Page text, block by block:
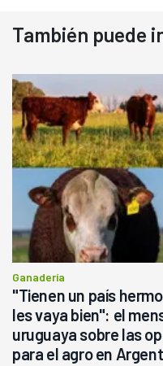
También puede
Ganadería
"Tienen un país
les vaya bien": el
uruguaya sobre las
para el agro en